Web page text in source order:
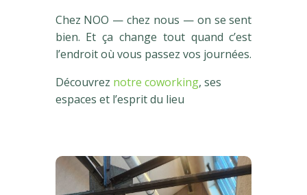
Chez NOO — chez nous — on se sent
bien. Et ça change tout quand c’est
l’endroit où vous passez vos journées.
Découvrez notre coworking, ses
espaces et l’esprit du lieu